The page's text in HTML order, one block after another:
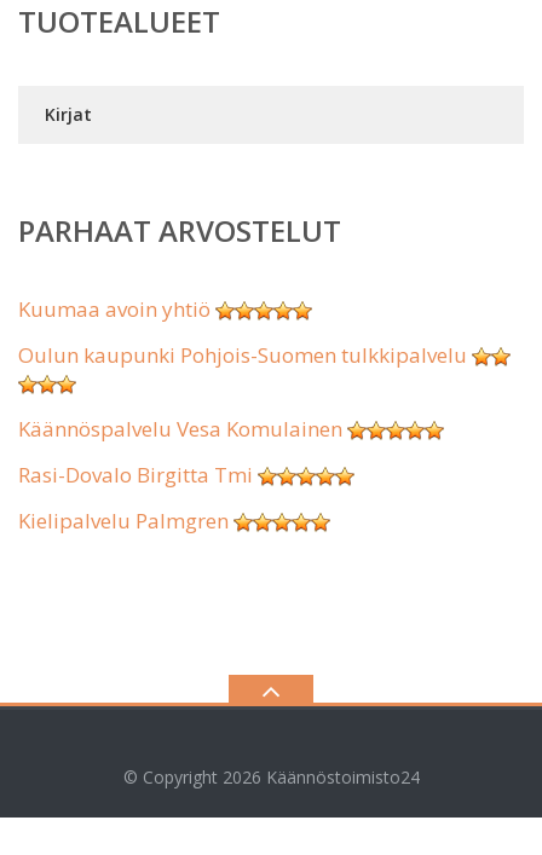
TUOTEALUEET
Kirjat
PARHAAT ARVOSTELUT
Kuumaa avoin yhtiö
Oulun kaupunki Pohjois-Suomen tulkkipalvelu
Käännöspalvelu Vesa Komulainen
Rasi-Dovalo Birgitta Tmi
Kielipalvelu Palmgren
© Copyright 2026 Käännöstoimisto24